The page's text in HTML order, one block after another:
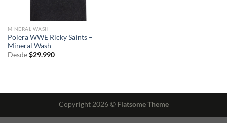
MINERAL WASH
Polera WWE Ricky Saints –
Mineral Wash
Desde $29.990
Copyright 2026 © Flatsome Theme